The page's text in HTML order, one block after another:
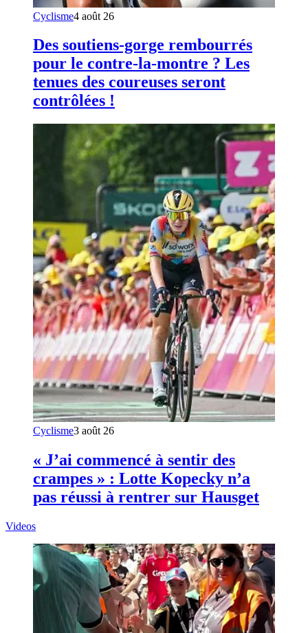
Cyclisme4 août 26
Des soutiens-gorge rembourrés
pour le contre-la-montre ? Les
tenues des coureuses seront
contrôlées !
Cyclisme3 août 26
« J’ai commencé à sentir des
crampes » : Lotte Kopecky n’a
pas réussi à rentrer sur Hausget
Videos